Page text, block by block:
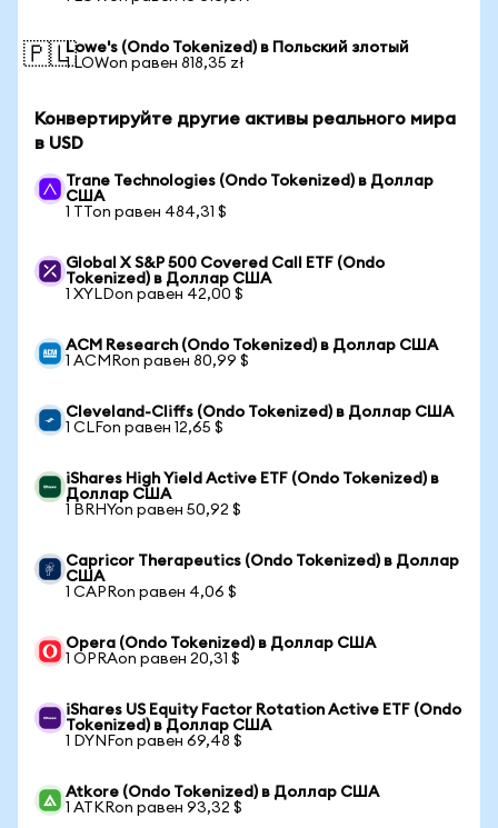
🇵🇱Lowe's (Ondo Tokenized) в Польский злотый
1 LOWon равен 818,35 zł
Конвертируйте другие активы реального мира
в USD
Trane Technologies (Ondo Tokenized) в Доллар
США
1 TTon равен 484,31 $
Global X S&P 500 Covered Call ETF (Ondo
Tokenized) в Доллар США
1 XYLDon равен 42,00 $
ACM Research (Ondo Tokenized) в Доллар США
1 ACMRon равен 80,99 $
Cleveland-Cliffs (Ondo Tokenized) в Доллар США
1 CLFon равен 12,65 $
iShares High Yield Active ETF (Ondo Tokenized) в
Доллар США
1 BRHYon равен 50,92 $
Capricor Therapeutics (Ondo Tokenized) в Доллар
США
1 CAPRon равен 4,06 $
Opera (Ondo Tokenized) в Доллар США
1 OPRAon равен 20,31 $
iShares US Equity Factor Rotation Active ETF (Ondo
Tokenized) в Доллар США
1 DYNFon равен 69,48 $
Atkore (Ondo Tokenized) в Доллар США
1 ATKRon равен 93,32 $